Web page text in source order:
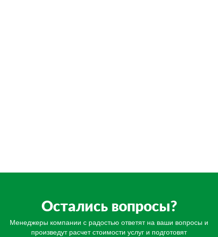
Остались вопросы?
Менеджеры компании с радостью ответят на ваши вопросы и
произведут расчет стоимости услуг и подготовят